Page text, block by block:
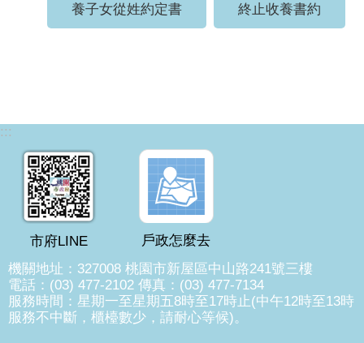
養子女從姓約定書 終止收養書約
:::
市府LINE
戶政怎麼去
機關地址：327008 桃園市新屋區中山路241號三樓
電話：(03) 477-2102 傳真：(03) 477-7134
服務時間：星期一至星期五8時至17時止(中午12時至13時
服務不中斷，櫃檯數少，請耐心等候)。